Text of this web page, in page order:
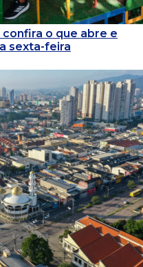
confira o que abre e
sexta-feira